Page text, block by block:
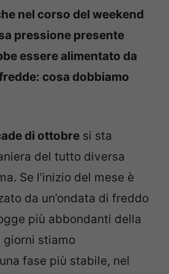
nel corso del weekend
pressione presente
essere alimentato da
cosa dobbiamo
di ottobre si sta
del tutto diversa
Se l’inizio del mese è
da un’ondata di freddo
più abbondanti della
giorni stiamo
fase più stabile, nel